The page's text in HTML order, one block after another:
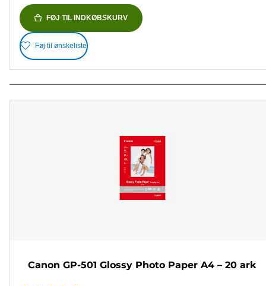
FØJ TIL INDKØBSKURV
Føj til ønskeliste
Canon GP-501 Glossy Photo Paper A4 – 20 ark